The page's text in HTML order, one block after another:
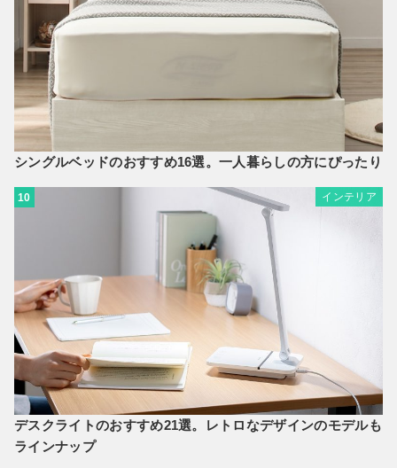
シングルベッドのおすすめ16選。一人暮らしの方にぴったり
10 インテリア
デスクライトのおすすめ21選。レトロなデザインのモデルも
ラインナップ